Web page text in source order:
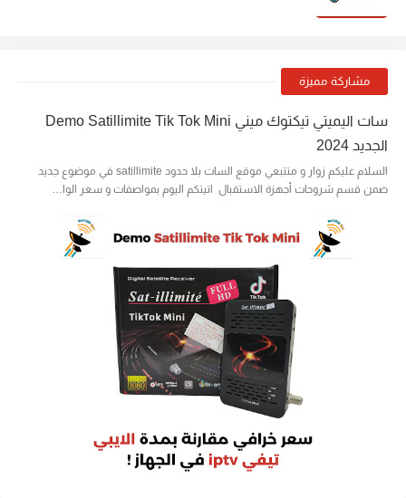
مشاركة مميزة
سات اليميتي تيكتوك ميني Demo Satillimite Tik Tok Mini
الجديد 2024
السلام عليكم زوار و متتبعي موقع السات بلا حدود satillimite في موضوع جديد
ضمن قسم شروحات أجهزة الاستقبال اتيتكم اليوم بمواصفات و سعر الوا…